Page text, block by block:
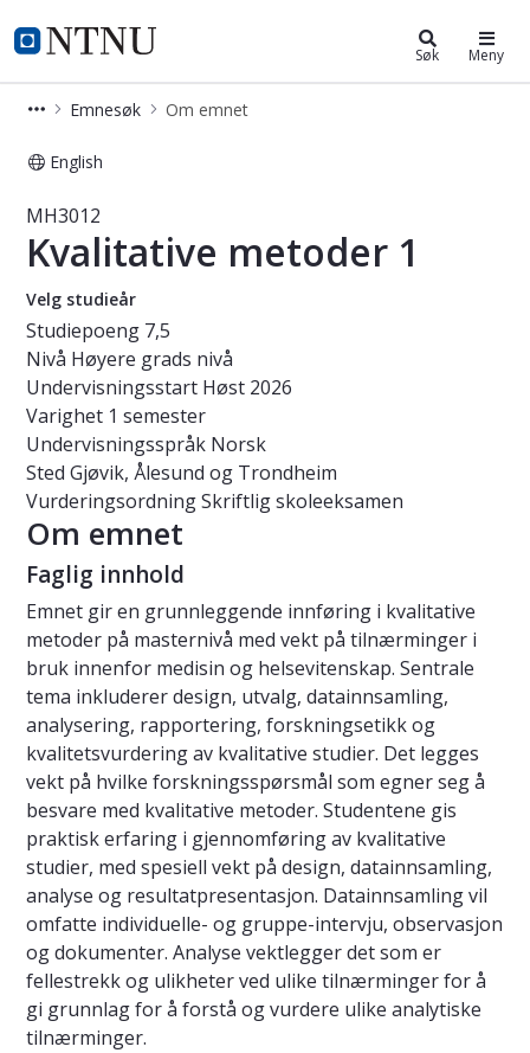
NTNU Hjemmeside
Studier Søk Meny
Emnesøk Om emnet
English
Emne - Kvalitative metoder 1 -
MH3012
Kvalitative metoder 1
Velg studieår
Studiepoeng 7,5
Nivå Høyere grads nivå
Undervisningsstart Høst 2026
Varighet 1 semester
Undervisningsspråk Norsk
Sted Gjøvik, Ålesund og Trondheim
VurderingsordningSkriftlig skoleeksamen
Om emnet
Faglig innhold
Emnet gir en grunnleggende innføring i kvalitative
metoder på masternivå med vekt på tilnærminger i
bruk innenfor medisin og helsevitenskap. Sentrale
tema inkluderer design, utvalg, datainnsamling,
analysering, rapportering, forskningsetikk og
kvalitetsvurdering av kvalitative studier. Det legges
vekt på hvilke forskningsspørsmål som egner seg å
besvare med kvalitative metoder. Studentene gis
praktisk erfaring i gjennomføring av kvalitative
studier, med spesiell vekt på design, datainnsamling,
analyse og resultatpresentasjon. Datainnsamling vil
omfatte individuelle- og gruppe-intervju, observasjon
og dokumenter. Analyse vektlegger det som er
fellestrekk og ulikheter ved ulike tilnærminger for å
gi grunnlag for å forstå og vurdere ulike analytiske
tilnærminger.